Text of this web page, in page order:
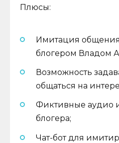
Плюсы:
Имитация
блогером Владом
Возможность
общаться на
Фиктивные аудио
блогера;
Чат-бот для